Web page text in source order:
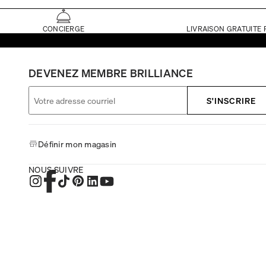
CONCIERGE LIVRAISON GRATUITE
DEVENEZ MEMBRE BRILLIANCE
S'INSCRIRE
Définir mon magasin
NOUS SUIVRE